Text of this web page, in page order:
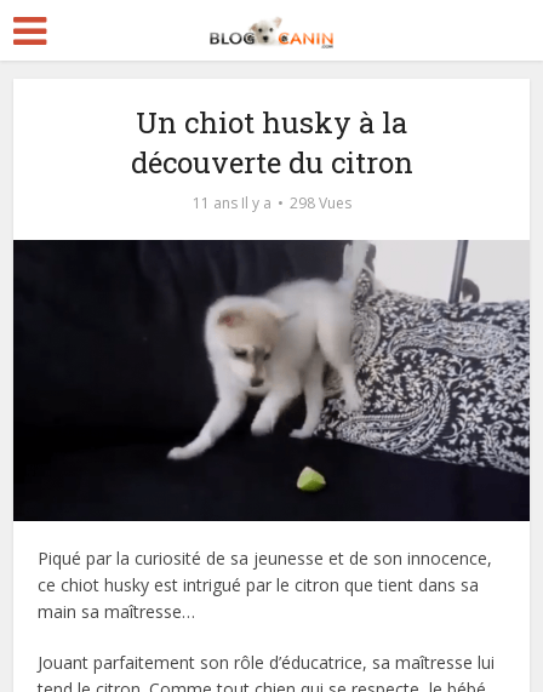
Un chiot husky à la
découverte du citron
11 ans Il y a 298 Vues
Piqué par la curiosité de sa jeunesse et de son innocence,
ce chiot husky est intrigué par le citron que tient dans sa
main sa maîtresse…
Jouant parfaitement son rôle d’éducatrice, sa maîtresse lui